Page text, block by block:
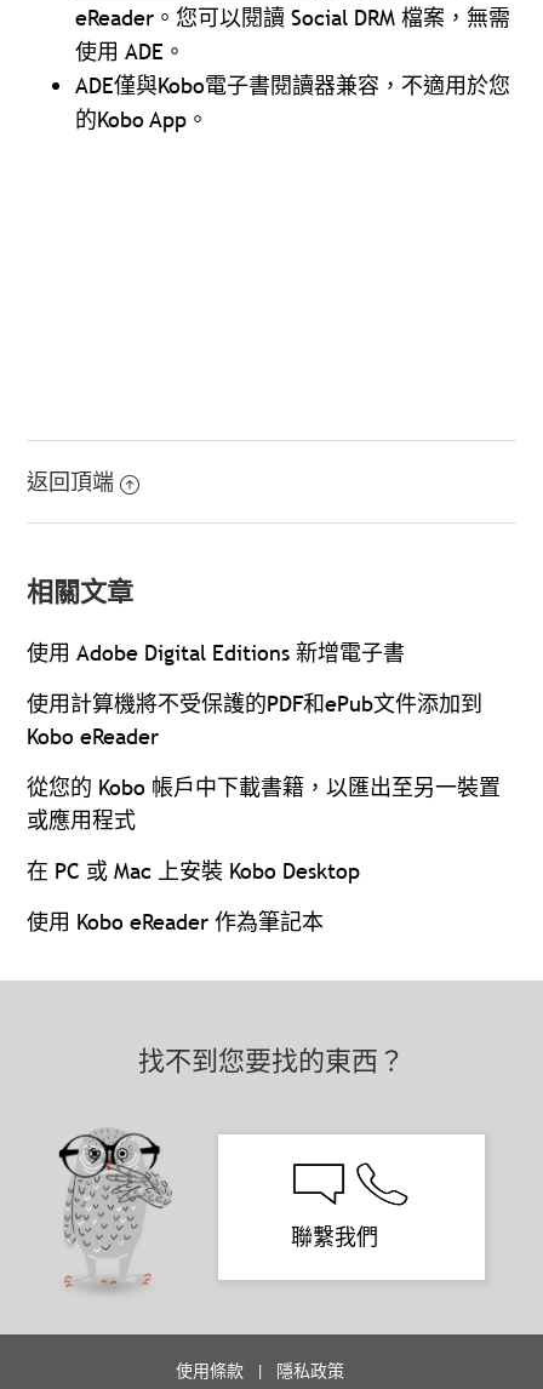
eReader。您可以閱讀 Social DRM 檔案，無需
使用 ADE。
ADE僅與Kobo電子書閱讀器兼容，不適用於您
的Kobo App。
返回頂端
相關文章
使用 Adobe Digital Editions 新增電子書
使用計算機將不受保護的PDF和ePub文件添加到
Kobo eReader
從您的 Kobo 帳戶中下載書籍，以匯出至另一裝置
或應用程式
在 PC 或 Mac 上安裝 Kobo Desktop
使用 Kobo eReader 作為筆記本
找不到您要找的東西？
聯繫我們
使用條款 隱私政策